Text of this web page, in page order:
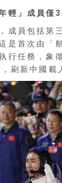
輕」成員僅
成員包括第
是首次由「
行任務，象
刷新中國載